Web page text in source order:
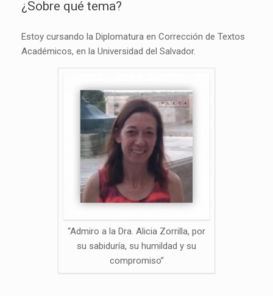
¿Sobre qué tema?
Estoy cursando la Diplomatura en Corrección de Textos
Académicos, en la Universidad del Salvador.
“Admiro a la Dra. Alicia Zorrilla, por
su sabiduría, su humildad y su
compromiso”